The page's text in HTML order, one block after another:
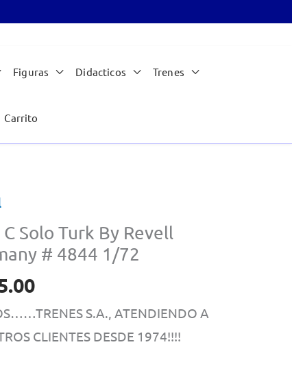
Figuras Didacticos Trenes
Carrito
C Solo Turk By Revell
# 4844 1/72
S.A., ATENDIENDO A
CLIENTES DESDE 1974!!!!